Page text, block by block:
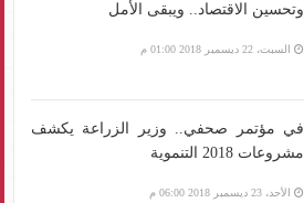
وتحسين الاقتصاد.. ويبقى الأمل
السبت، 22 ديسمبر 2018 01:00 م
في مؤتمر صحفي.. وزير الزراعة يكشف
مشروعات 2018 التنموية
الأحد، 23 ديسمبر 2018 06:00 م